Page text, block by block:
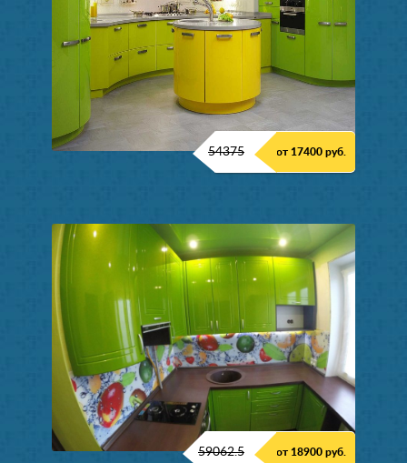
54375 от 17400 руб.
59062.5 от 18900 руб.